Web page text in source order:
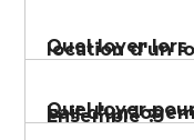
location d'un
Ensemble ?
Quel loyer
bail d'un
Quel loyer